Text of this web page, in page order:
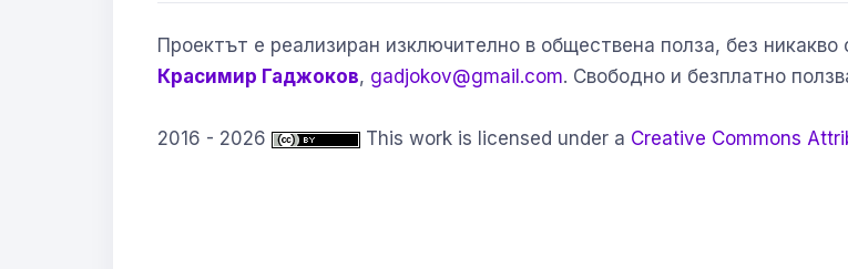
Проектът е реализиран изключително в обществена полза, без
Красимир Гаджоков, gadjokov@gmail.com. Свободно и безплатно
2016 - 2026 This work is licensed under a Creative Commons